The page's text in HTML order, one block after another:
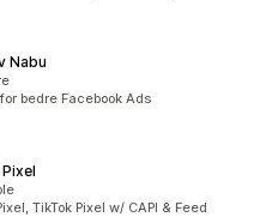
Nabu
bedre Facebook Ads
TikTok Pixel w/ CAPI & Feed